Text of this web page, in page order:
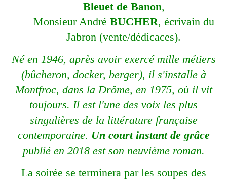
Bleuet de Banon,
Monsieur André BUCHER, écrivain du
Jabron (vente/dédicaces).
Né en 1946, après avoir exercé mille métiers
(bûcheron, docker, berger), il s'installe à
Montfroc, dans la Drôme, en 1975, où il vit
toujours. Il est l'une des voix les plus
singulières de la littérature française
contemporaine. Un court instant de grâce
publié en 2018 est son neuvième roman.
La soirée se terminera par les soupes des